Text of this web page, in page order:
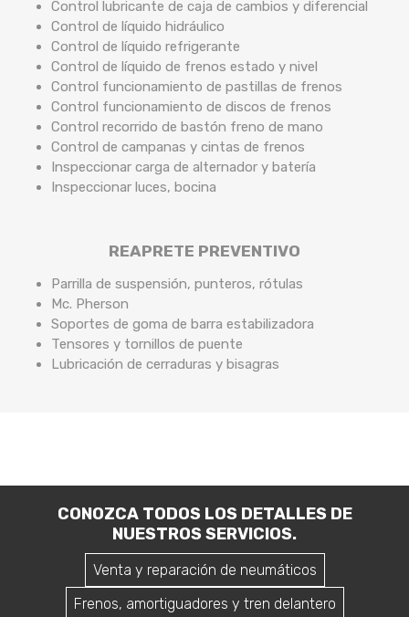
Control lubricante de caja de cambios y diferencial
Control de líquido hidráulico
Control de líquido refrigerante
Control de líquido de frenos estado y nivel
Control funcionamiento de pastillas de frenos
Control funcionamiento de discos de frenos
Control recorrido de bastón freno de mano
Control de campanas y cintas de frenos
Inspeccionar carga de alternador y batería
Inspeccionar luces, bocina
REAPRETE PREVENTIVO
Parrilla de suspensión, punteros, rótulas
Mc. Pherson
Soportes de goma de barra estabilizadora
Tensores y tornillos de puente
Lubricación de cerraduras y bisagras
CONOZCA TODOS LOS DETALLES DE
NUESTROS SERVICIOS.
Venta y reparación de neumáticos
Frenos, amortiguadores y tren delantero